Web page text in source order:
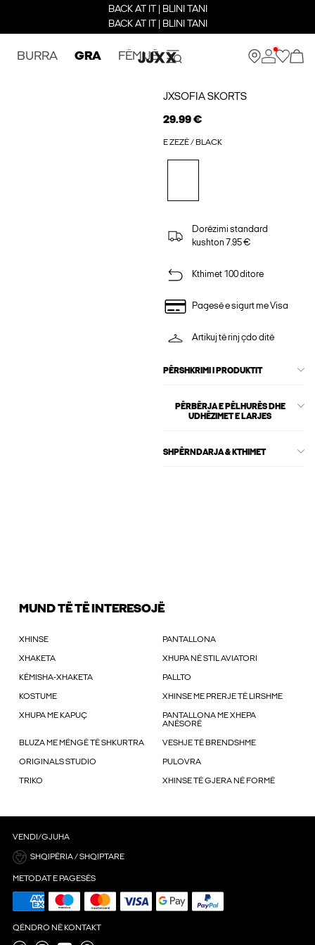
BACK AT IT | BLINI TANI
BACK AT IT | BLINI TANI
BURRA GRA FËMIJË
JXSOFIA SKORTS
29.99 €
E ZEZË / BLACK
Dorëzimi standard
kushton 7.95 €
Kthimet 100 ditore
Pagesë e sigurt me Visa
Artikuj të rinj çdo ditë
PËRSHKRIMI I PRODUKTIT
PËRBËRJA E PËLHURËS DHE
UDHËZIMET E LARJES
SHPËRNDARJA & KTHIMET
MUND TË TË INTERESOJË
XHINSE PANTALLONA
XHAKETA XHUPA NË STIL AVIATORI
KËMISHA-XHAKETA PALLTO
KOSTUME XHINSE ME PRERJE TË LIRSHME
XHUPA ME KAPUÇ
PANTALLONA ME XHEPA
ANËSORË
BLUZA ME MËNGË TË SHKURTRA VESHJE TË BRENDSHME
ORIGINALS STUDIO PULOVRA
TRIKO XHINSE TË GJERA NË FORMË
VENDI/GJUHA
SHQIPËRIA / SHQIPTARE
METODAT E PAGESËS
QËNDRO NË KONTAKT